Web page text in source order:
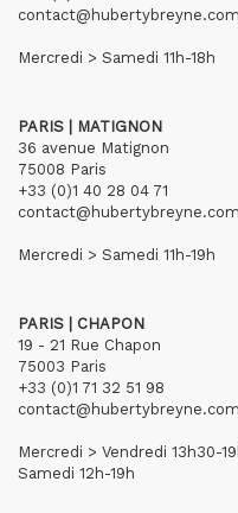
contact@hubertybreyne.com
Mercredi > Samedi 11h-18h
PARIS | MATIGNON
36 avenue Matignon
75008 Paris
+33 (0)1 40 28 04 71
contact@hubertybreyne.com
Mercredi > Samedi 11h-19h
PARIS | CHAPON
19 - 21 Rue Chapon
75003 Paris
+33 (0)1 71 32 51 98
contact@hubertybreyne.com
Mercredi > Vendredi 13h30-
Samedi 12h-19h